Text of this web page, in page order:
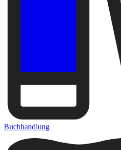
Buchhandlung